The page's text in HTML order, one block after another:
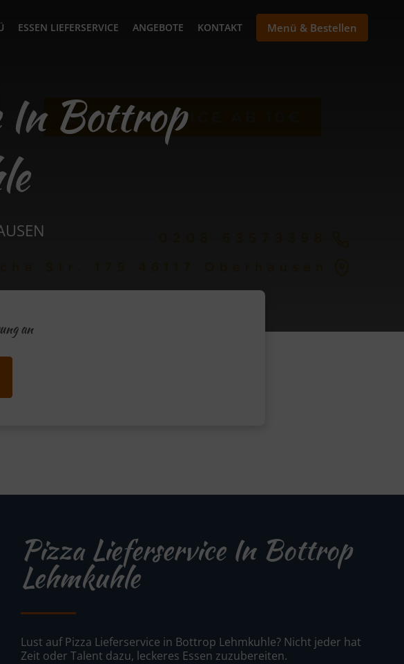
ESSEN LIEFERSERVICE ANGEBOTE KONTAKT Menü & Bestellen
In Bottrop
an
Pizza Lieferservice In Bottrop
Lehmkuhle
Lust auf Pizza Lieferservice in Bottrop Lehmkuhle? Nicht jeder hat
Zeit oder Talent dazu, leckeres Essen zuzubereiten.